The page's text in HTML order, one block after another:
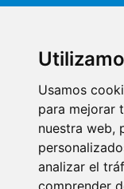
Usamos
para mejorar
nuestra web,
analizar el
comprender
© Diseñado y